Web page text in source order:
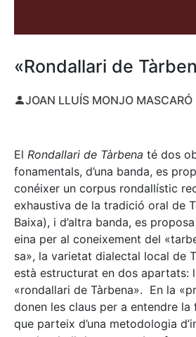
«Rondallari de
JOAN LLUÍS MONJO MASCARÓ
El Rondallari de Tàrbena té dos
fonamentals, d’una banda, es
conéixer un corpus rondallístic
exhaustiva de la tradició oral de
Baixa), i d’altra banda, es
eina per al coneixement del
sa», la varietat dialectal local de
està estructurat en dos apartats:
«rondallari de Tàrbena». En la
donen les claus per a entendre la
que parteix d’una metodologia